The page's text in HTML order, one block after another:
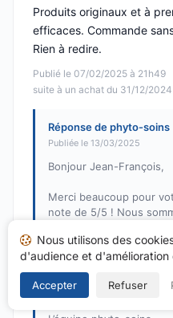
Publié le 07/02/2025 à 21h49
suite à un achat du 31/12/2024
Produits originaux et à
efficaces. Commande
Rien à redire.
Réponse de phyto-soins
Publiée le 13/03/2025
Bonjour Jean-François,
Merci beaucoup pour
note de 5/5 ! Nous
commande ait été
est notre priorité, et
bientôt sur "phyto-soins"
Nous utilisons des
d'audience et
Accepter Refuser